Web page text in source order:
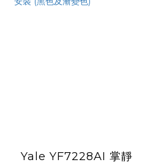
Yale YF7228AI 掌靜